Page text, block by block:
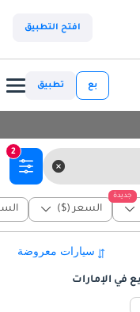
افتح التطبيق
بع تطبيق
2
جديدة
السعر ($)